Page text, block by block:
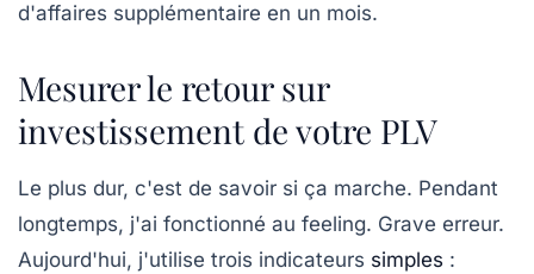
d'affaires supplémentaire en un mois.
Mesurer le retour sur
investissement de votre PLV
Le plus dur, c'est de savoir si ça marche. Pendant
longtemps, j'ai fonctionné au feeling. Grave erreur.
Aujourd'hui, j'utilise trois indicateurs simples :